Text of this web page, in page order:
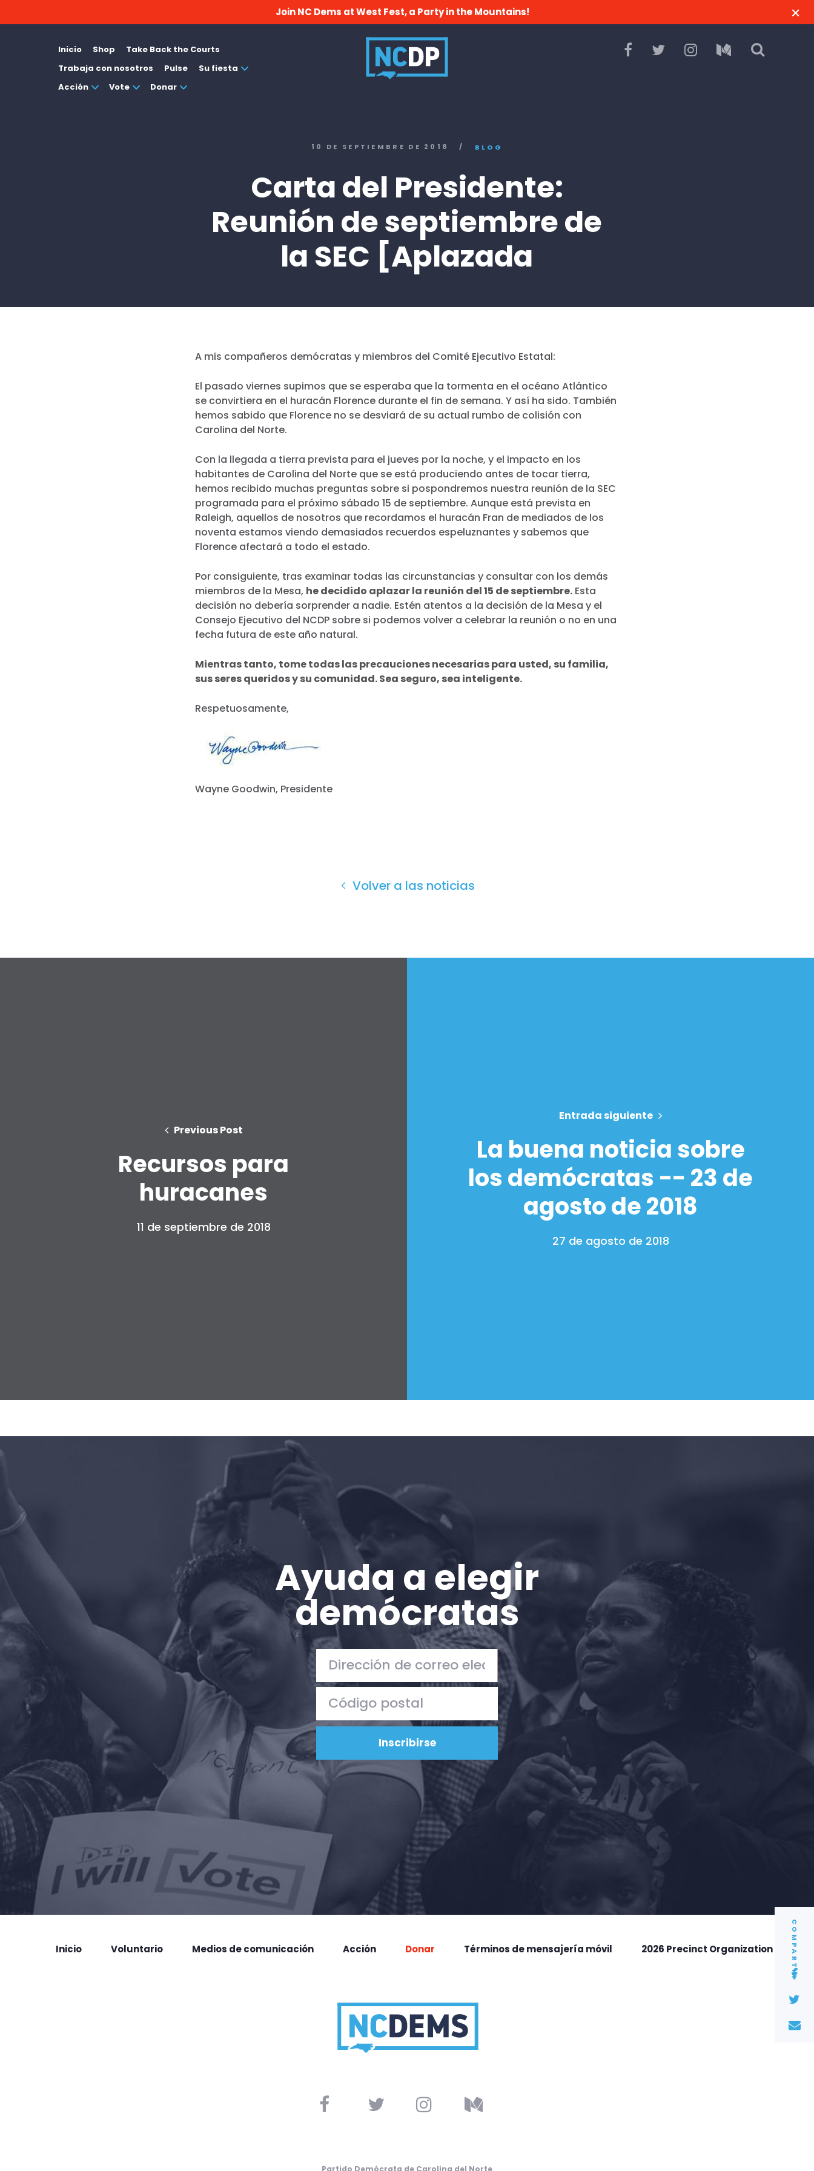
Join NC Dems at West Fest, a Party in the Mountains!
Inicio Shop
Take Back the Courts
Trabaja con nosotros
Pulse
Su fiesta
Acción
Vote Donar
COMPARTIR
10 DE SEPTIEMBRE DE 2018 / BLOG
Carta del Presidente:
Reunión de septiembre de
la SEC [Aplazada
A mis compañeros demócratas y miembros del Comité Ejecutivo Estatal:
El pasado viernes supimos que se esperaba que la tormenta en el océano Atlántico
se convirtiera en el huracán Florence durante el fin de semana. Y así ha sido. También
hemos sabido que Florence no se desviará de su actual rumbo de colisión con
Carolina del Norte.
Con la llegada a tierra prevista para el jueves por la noche, y el impacto en los
habitantes de Carolina del Norte que se está produciendo antes de tocar tierra,
hemos recibido muchas preguntas sobre si pospondremos nuestra reunión de la SEC
programada para el próximo sábado 15 de septiembre. Aunque está prevista en
Raleigh, aquellos de nosotros que recordamos el huracán Fran de mediados de los
noventa estamos viendo demasiados recuerdos espeluznantes y sabemos que
Florence afectará a todo el estado.
Por consiguiente, tras examinar todas las circunstancias y consultar con los demás
miembros de la Mesa, he decidido aplazar la reunión del 15 de septiembre. Esta
decisión no debería sorprender a nadie. Estén atentos a la decisión de la Mesa y el
Consejo Ejecutivo del NCDP sobre si podemos volver a celebrar la reunión o no en una
fecha futura de este año natural.
Mientras tanto, tome todas las precauciones necesarias para usted, su familia,
sus seres queridos y su comunidad. Sea seguro, sea inteligente.
Respetuosamente,
Wayne Goodwin, Presidente
Volver a las noticias
Previous Post
Recursos para
huracanes
11 de septiembre de 2018
Entrada siguiente
La buena noticia sobre
los demócratas -- 23 de
agosto de 2018
27 de agosto de 2018
Ayuda a elegir
demócratas
Inicio Voluntario Medios de comunicación Acción Donar Términos de mensajería móvil 2026 Precinct Organization
Partido Demócrata de Carolina del Norte